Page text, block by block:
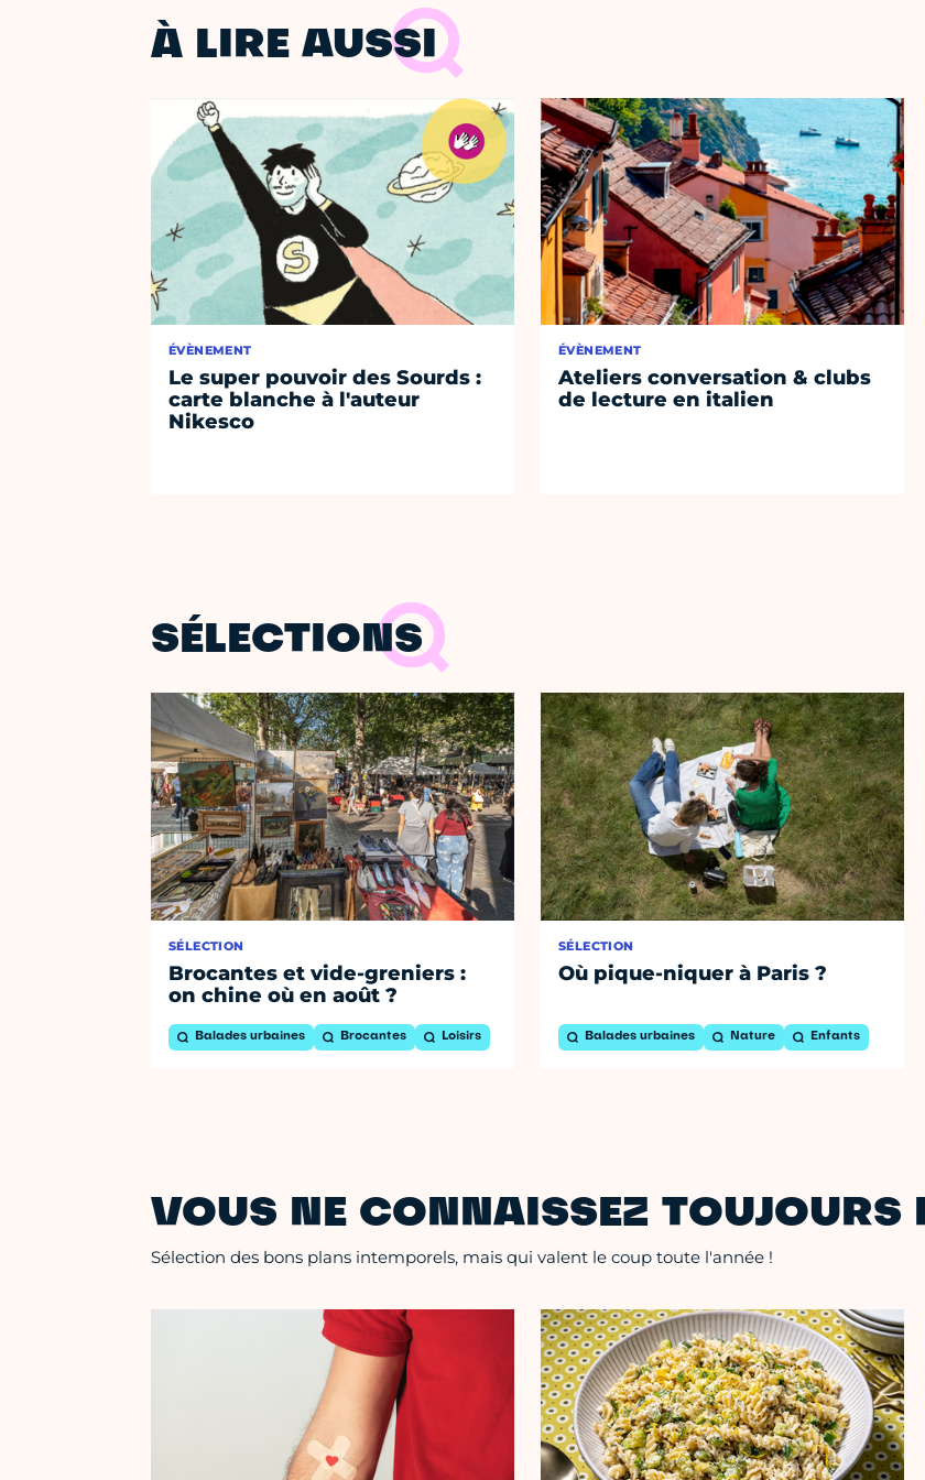
À LIRE AUSSI
ÉVÈNEMENT
Le super pouvoir des Sourds :
carte blanche à l'auteur
Nikesco
ÉVÈNEMENT
Ateliers conversation & clubs
de lecture en italien
SÉLECTIONS
SÉLECTION
Brocantes et vide-greniers :
on chine où en août ?
Balades urbaines Brocantes Loisirs
SÉLECTION
Où pique-niquer à Paris ?
Balades urbaines Nature Enfants
VOUS NE CONNAISSEZ TOUJOURS
Sélection des bons plans intemporels, mais qui valent le coup toute l'année !